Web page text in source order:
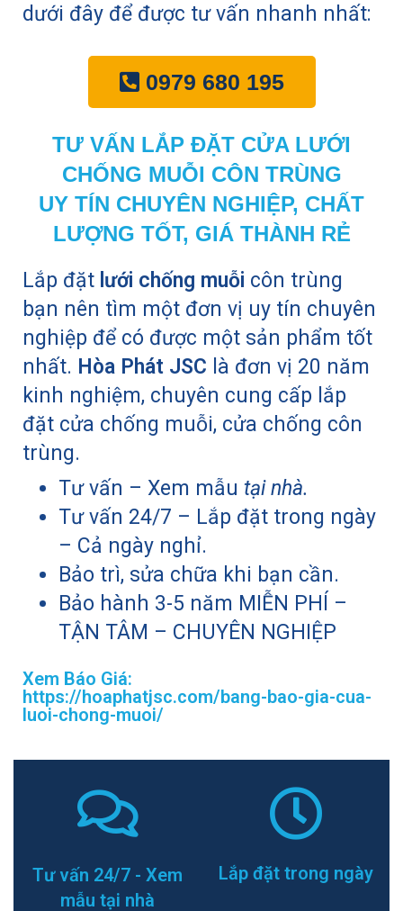
dưới đây để được tư vấn nhanh nhất:
0979 680 195
TƯ VẤN LẮP ĐẶT CỬA LƯỚI
CHỐNG MUỖI CÔN TRÙNG
UY TÍN CHUYÊN NGHIỆP, CHẤT
LƯỢNG TỐT, GIÁ THÀNH RẺ
Lắp đặt lưới chống muỗi côn trùng
bạn nên tìm một đơn vị uy tín chuyên
nghiệp để có được một sản phẩm tốt
nhất. Hòa Phát JSC là đơn vị 20 năm
kinh nghiệm, chuyên cung cấp lắp
đặt cửa chống muỗi, cửa chống côn
trùng.
Tư vấn – Xem mẫu tại nhà.
Tư vấn 24/7 – Lắp đặt trong ngày
– Cả ngày nghỉ.
Bảo trì, sửa chữa khi bạn cần.
Bảo hành 3-5 năm MIỄN PHÍ –
TẬN TÂM – CHUYÊN NGHIỆP
Xem Báo Giá:
https://hoaphatjsc.com/bang-bao-gia-cua-
luoi-chong-muoi/
Tư vấn 24/7 - Xem
mẫu tại nhà
Lắp đặt trong ngày